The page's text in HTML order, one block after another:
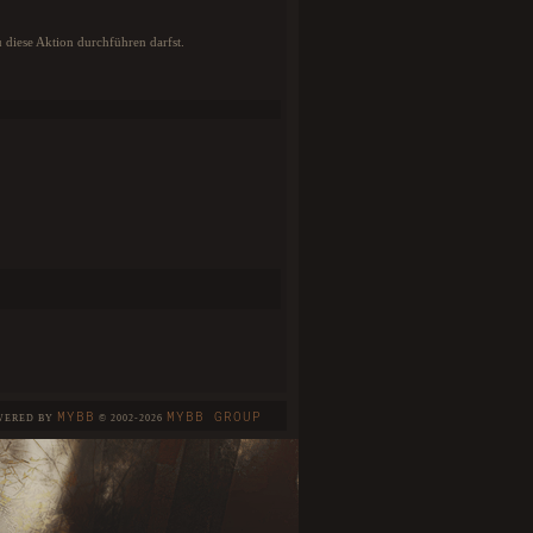
Aktion durchführen darfst.
BY MYBB © 2002-2026 MYBB GROUP